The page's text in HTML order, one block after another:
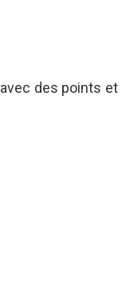
des points et